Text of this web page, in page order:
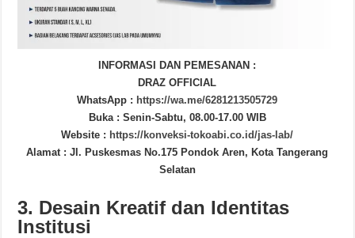
INFORMASI DAN PEMESANAN :
DRAZ OFFICIAL
WhatsApp : https://wa.me/6281213505729
Buka : Senin-Sabtu, 08.00-17.00 WIB
Website : https://konveksi-tokoabi.co.id/jas-lab/
Alamat : Jl. Puskesmas No.175 Pondok Aren, Kota Tangerang
Selatan
3. Desain Kreatif dan Identitas
Institusi